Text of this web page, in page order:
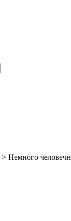
> Немного